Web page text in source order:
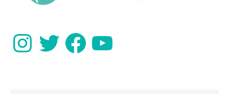
InstagramTwitter FacebookYouTube